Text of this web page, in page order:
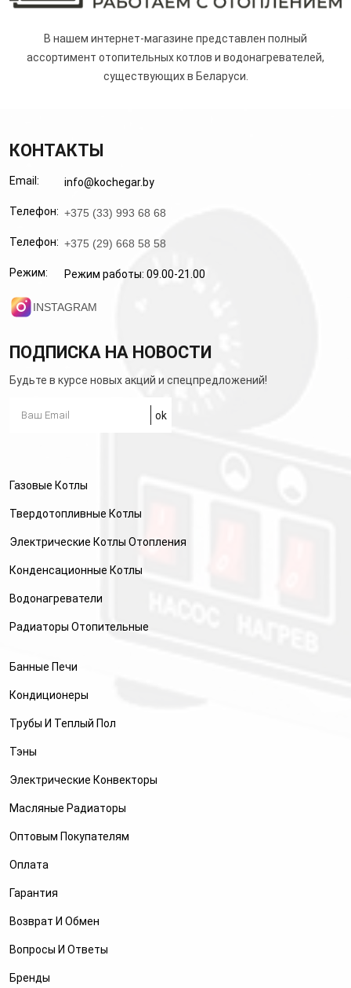
В нашем интернет-магазине представлен полный
ассортимент отопительных котлов и водонагревателей,
существующих в Беларуси.
КОНТАКТЫ
Email: info@kochegar.by
Телефон: +375 (33) 993 68 68
Телефон: +375 (29) 668 58 58
Режим: Режим работы: 09.00-21.00
INSTAGRAM
ПОДПИСКА НА НОВОСТИ
Будьте в курсе новых акций и спецпредложений!
Газовые Котлы
Твердотопливные Котлы
Электрические Котлы Отопления
Конденсационные Котлы
Водонагреватели
Радиаторы Отопительные
Банные Печи
Кондиционеры
Трубы И Теплый Пол
Тэны
Электрические Конвекторы
Масляные Радиаторы
Оптовым Покупателям
Оплата
Гарантия
Возврат И Обмен
Вопросы И Ответы
Бренды